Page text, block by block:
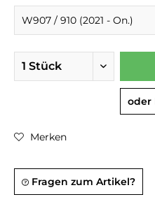
oder
Merken
Fragen zum Artikel?